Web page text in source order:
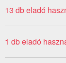
13 db eladó
1 db eladó